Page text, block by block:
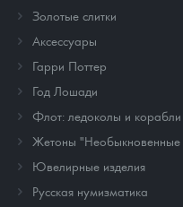
Золотые слитки
Аксессуары
Гарри Поттер
Год Лошади
Флот: ледоколы и корабли
Жетоны "Необыкновенные
Ювелирные изделия
Русская нумизматика